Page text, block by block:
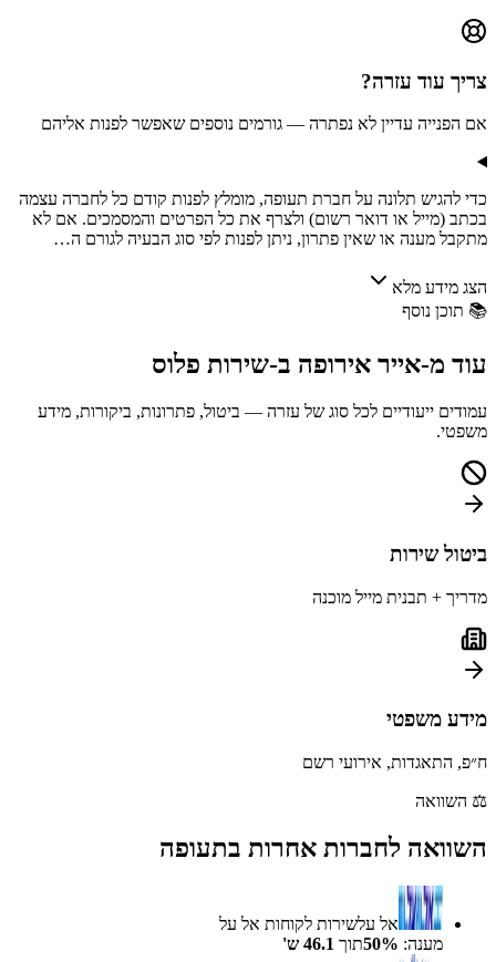
צריך עוד עזרה?
אם הפנייה עדיין לא נפתרה — גורמים נוספים שאפשר לפנות אליהם
כדי להגיש תלונה על חברת תעופה, מומלץ לפנות קודם כל לחברה עצמה
בכתב (מייל או דואר רשום) ולצרף את כל הפרטים והמסמכים. אם לא
מתקבל מענה או שאין פתרון, ניתן לפנות לפי סוג הבעיה לגורם ה…
הצג מידע מלא
📚 תוכן נוסף
עוד מ-אייר אירופה ב-שירות פלוס
עמודים ייעודיים לכל סוג של עזרה — ביטול, פתרונות, ביקורות, מידע
משפטי.
ביטול שירות
מדריך + תבנית מייל מוכנה
מידע משפטי
ח״פ, התאגדות, אירועי רשם
⚖️ השוואה
השוואה לחברות אחרות בתעופה
אל עלשירות לקוחות אל על
מענה:
50% תוך 46.1 ש'